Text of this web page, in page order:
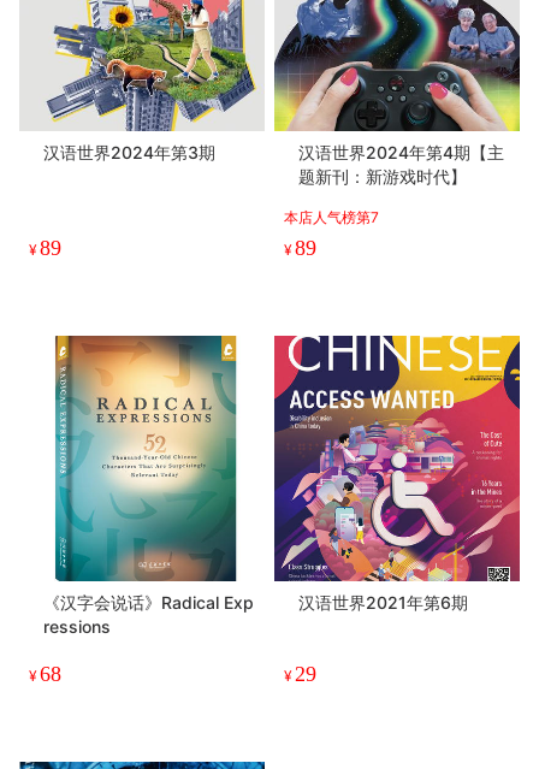
汉语世界2024年第3期
¥89
汉语世界2024年第4期【主
题新刊：新游戏时代】
本店人气榜第7
¥89
《汉字会说话》Radical Exp
ressions
¥68
汉语世界2021年第6期
¥ 29